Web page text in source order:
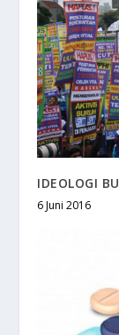
IDEOLOGI
6 Juni 2016